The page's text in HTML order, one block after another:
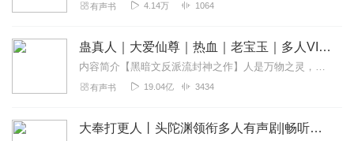
有声书 4.14万 1064
蛊真人｜大爱仙尊｜热血｜老宝玉｜多人VIP免费有声剧
内容简介【黑暗文反派流封神之作】人是万物之灵，蛊是天地真精。一个穿越者不断重生的故事。一个养蛊、炼蛊、用蛊的奇特世界。配音组（男角色）老宝玉旁白...
有声书 19.04亿 3434
大奉打更人丨头陀渊领衔多人有声剧|畅听全集|王鹤棣、田曦薇主演影视剧原著|卖报小郎君